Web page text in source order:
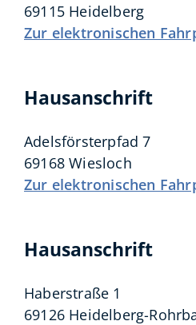
69115 Heidelberg
Zur elektronischen
Hausanschrift
Adelsförsterpfad 7
69168 Wiesloch
Zur elektronischen
Hausanschrift
Haberstraße 1
69126 Heidelberg-